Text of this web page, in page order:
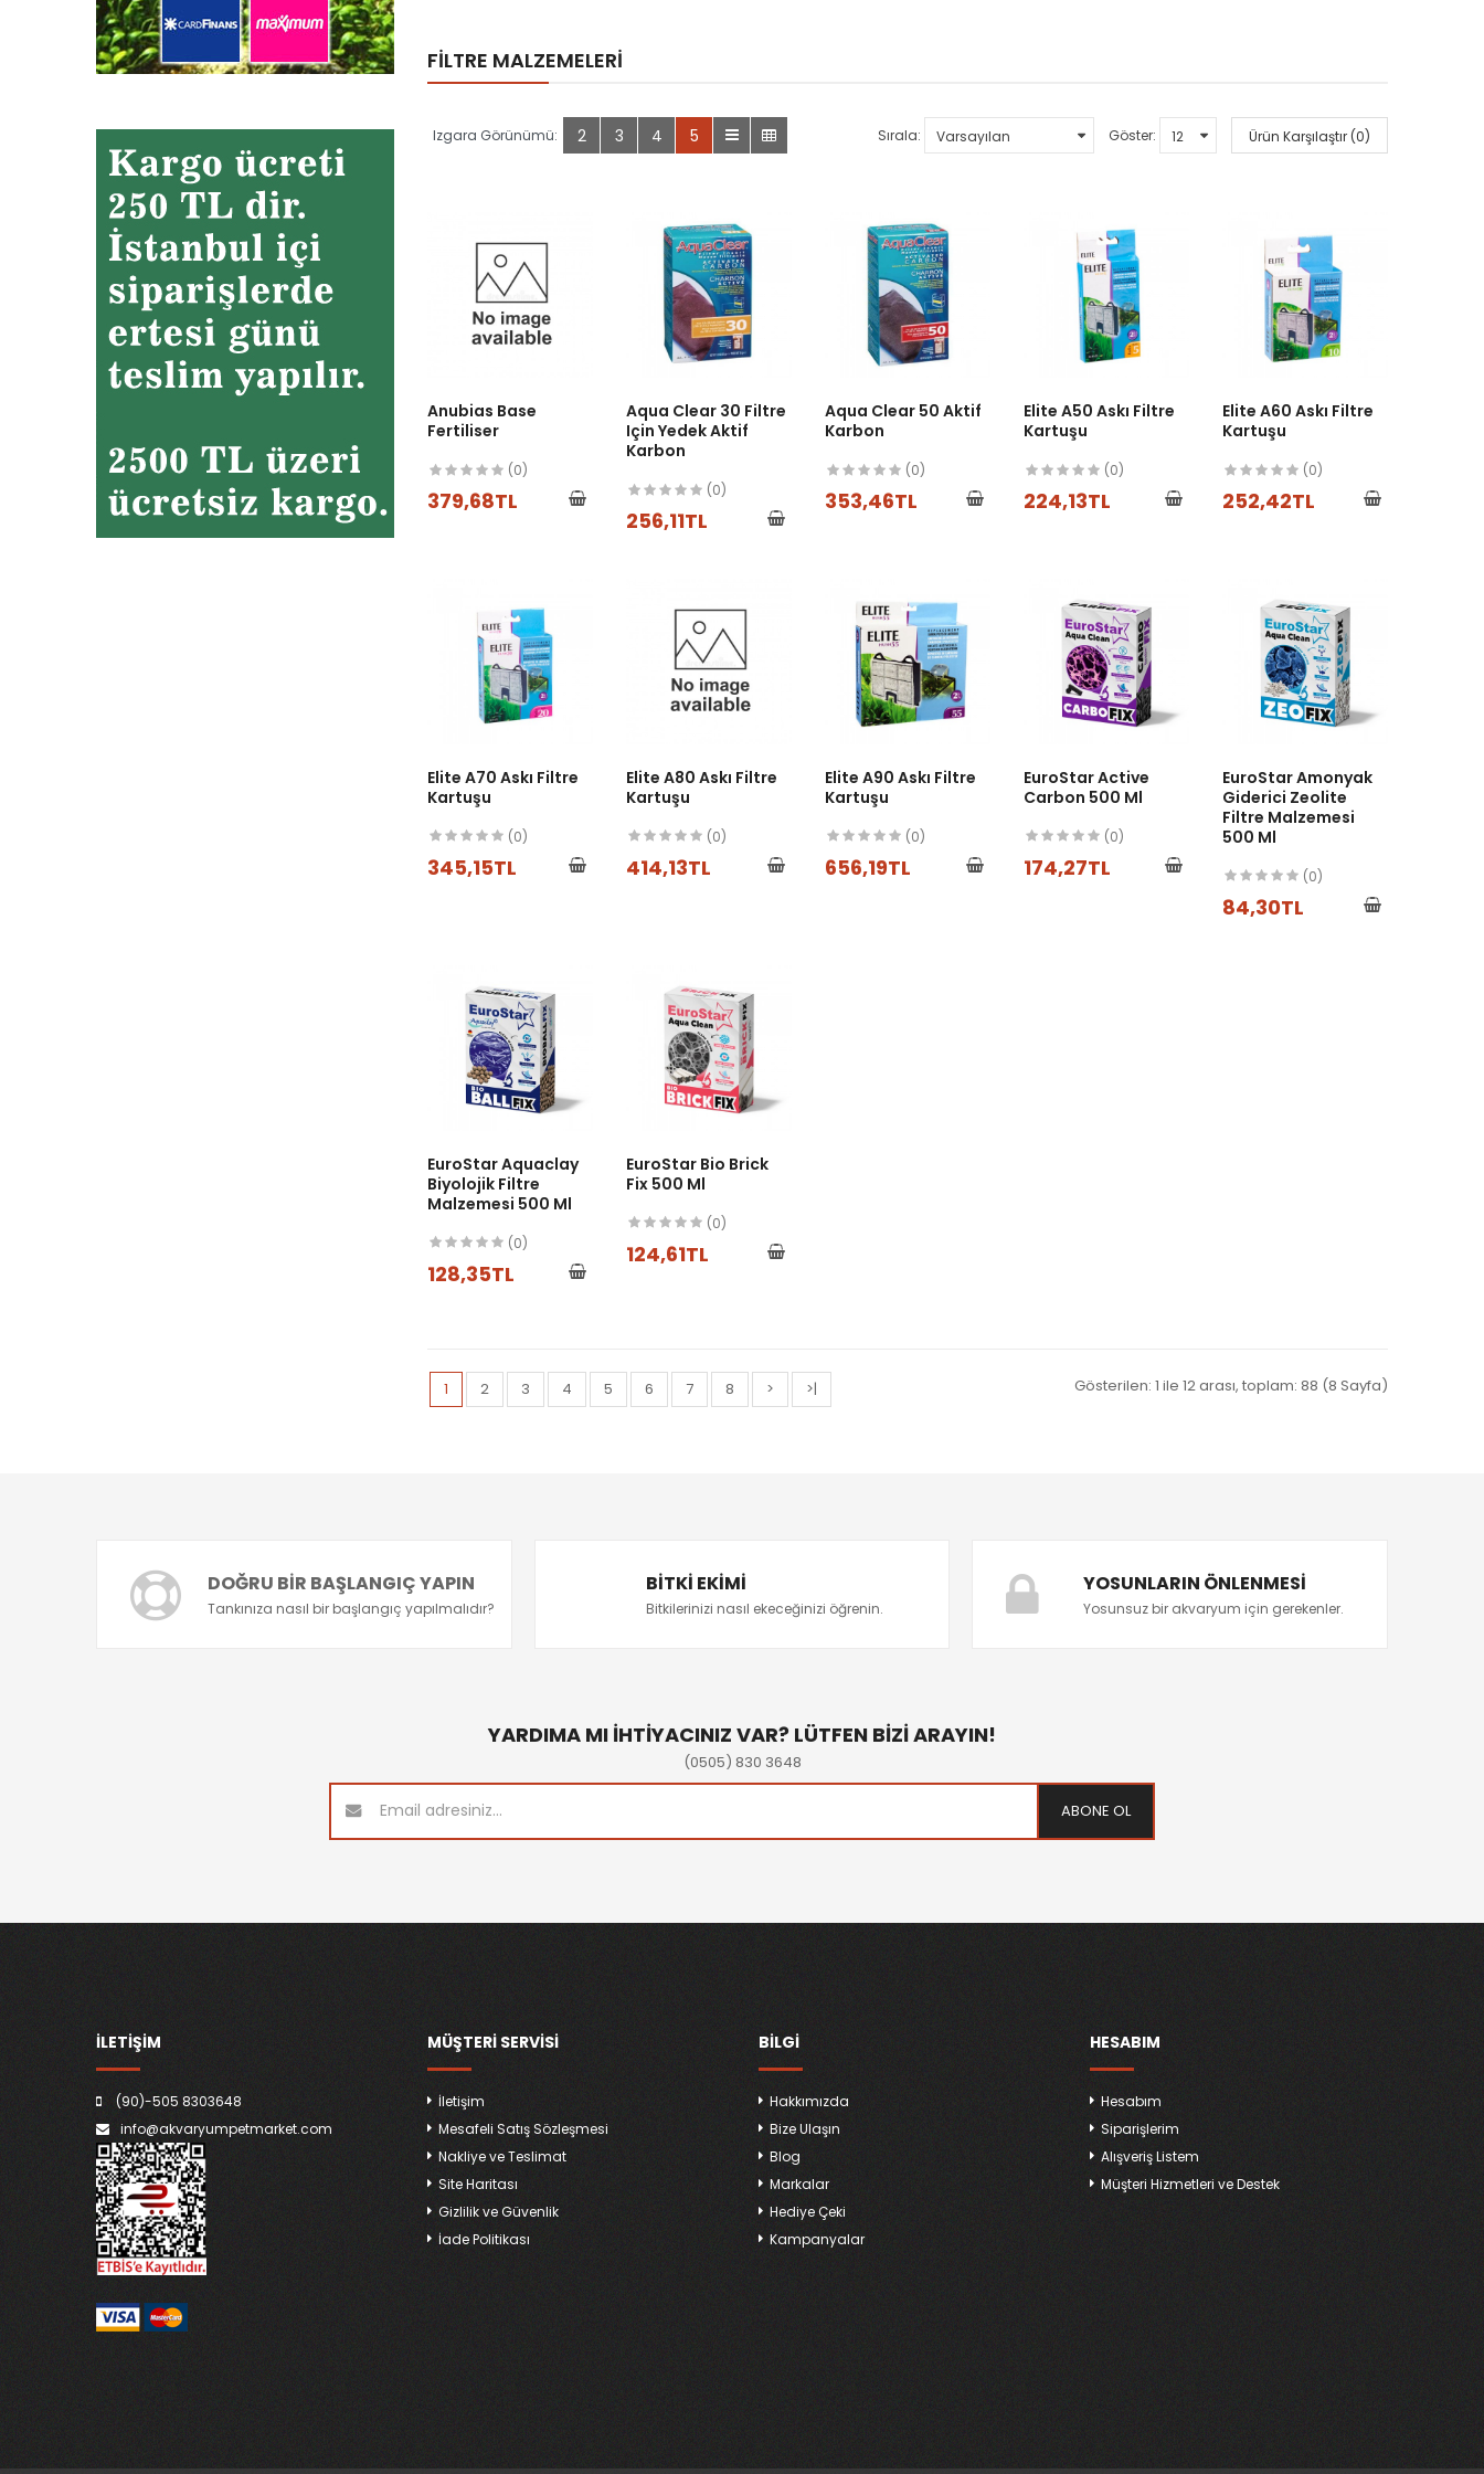
FILTRE MALZEMELERI
Izgara Görünümü: 2 3 4 5 Sırala: Göster: Ürün Karşılaştır (0)
Anubias Base
Fertiliser
(0)
379,68TL
Aqua Clear 30 Filtre
Için Yedek Aktif
Karbon
(0)
256,11TL
Aqua Clear 50 Aktif
Karbon
(0)
353,46TL
Elite A50 Askı Filtre
Kartuşu
(0)
224,13TL
Elite A60 Askı Filtre
Kartuşu
(0)
252,42TL
Elite A70 Askı Filtre
Kartuşu
(0)
345,15TL
Elite A80 Askı Filtre
Kartuşu
(0)
414,13TL
Elite A90 Askı Filtre
Kartuşu
(0)
656,19TL
EuroStar Active
Carbon 500 Ml
(0)
174,27TL
EuroStar Amonyak
Giderici Zeolite
Filtre Malzemesi
500 Ml
(0)
84,30TL
EuroStar Aquaclay
Biyolojik Filtre
Malzemesi 500 Ml
(0)
128,35TL
EuroStar Bio Brick
Fix 500 Ml
(0)
124,61TL
1 2 3 4 5 6 7 8 > >| Gösterilen: 1 ile 12 arası, toplam: 88 (8 Sayfa)
DOĞRU BIR BAŞLANGIÇ YAPIN
Tankınıza nasıl bir başlangıç yapılmalıdır?
BITKI EKIMI
Bitkilerinizi nasıl ekeceğinizi öğrenin.
YOSUNLARIN ÖNLENMESI
Yosunsuz bir akvaryum için gerekenler.
YARDIMA MI İHTİYACINIZ VAR? LÜTFEN BİZİ ARAYIN!
(0505) 830 3648
ABONE OL
İLETİŞİM
(90)-505 8303648
info@akvaryumpetmarket.com
MÜŞTERI SERVISI
İletişim
Mesafeli Satış Sözleşmesi
Nakliye ve Teslimat
Site Haritası
Gizlilik ve Güvenlik
İade Politikası
BILGI
Hakkımızda
Bize Ulaşın
Blog
Markalar
Hediye Çeki
Kampanyalar
HESABIM
Hesabım
Siparişlerim
Alışveriş Listem
Müşteri Hizmetleri ve Destek